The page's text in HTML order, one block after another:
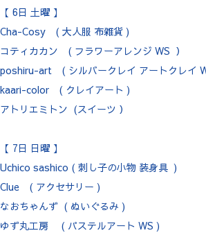
【 6日 土曜 】
Cha-Cosy ( 大人服 布雑貨 )
コティカカン ( フラワーアレンジ WS ）
poshiru-art ( シルバークレイ アートクレイ
kaari-color ( クレイアート )
アトリエミトン (スイーツ ）
【 7日 日曜 】
Uchico sashico ( 刺し子の小物 装身具 )
Clue ( アクセサリー )
なおちゃんず ( ぬいぐるみ )
ゆず丸工房 ( パステルアート WS )